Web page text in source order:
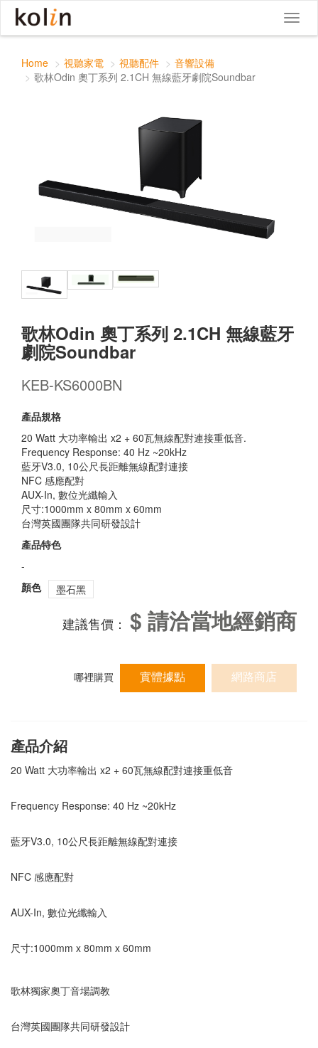
歌林Odin 奧丁系列 2.1CH 無線藍牙劇院
Soundbar
Toggle
Home 視聽家電 視聽配件
音響設備
歌林Odin 奧丁系列 2.1CH 無線藍牙劇院Soundbar
歌林Odin 奧丁系列 2.1CH 無線藍牙
劇院Soundbar
KEB-KS6000BN
產品規格
20 Watt 大功率輸出 x2 + 60瓦無線配對連接重低音.
Frequency Response: 40 Hz ~20kHz
藍牙V3.0, 10公尺長距離無線配對連接
NFC 感應配對
AUX-In, 數位光纖輸入
尺寸:1000mm x 80mm x 60mm
台灣英國團隊共同研發設計
產品特色
-
顏色
墨石黑
建議售價： $ 請洽當地經銷商
哪裡購買 實體據點 網路商店
產品介紹
20 Watt 大功率輸出 x2 + 60瓦無線配對連接重低音
Frequency Response: 40 Hz ~20kHz
藍牙V3.0, 10公尺長距離無線配對連接
NFC 感應配對
AUX-In, 數位光纖輸入
尺寸:1000mm x 80mm x 60mm
歌林獨家奧丁音場調教
台灣英國團隊共同研發設計